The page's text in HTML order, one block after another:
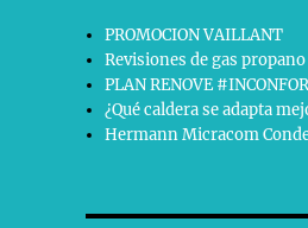
PROMOCION VAILLANT
Revisiones de gas
PLAN RENOVE
¿Qué caldera se adapta
Hermann Micracom